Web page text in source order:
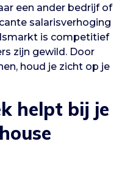
een ander bedrijf of
salarisverhoging
is competitief
zijn gewild. Door
houd je zicht op je
helpt bij je